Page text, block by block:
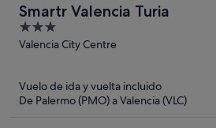
Smartr Valencia Turia
3
out
Valencia City Centre
Vuelo de ida y vuelta incluido
De Palermo (PMO) a Valencia (VLC)